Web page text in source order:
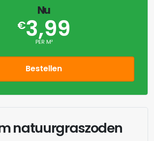
Nu
€3,99
PER M²
Bestellen
natuurgraszoden